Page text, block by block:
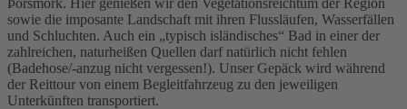
Þórsmörk. Hier genießen wir den Vegetationsreichtum der Region
sowie die imposante Landschaft mit ihren Flussläufen, Wasserfällen
und Schluchten. Auch ein „typisch isländisches“ Bad in einer der
zahlreichen, naturheißen Quellen darf natürlich nicht fehlen
(Badehose/-anzug nicht vergessen!). Unser Gepäck wird während
der Reittour von einem Begleitfahrzeug zu den jeweiligen
Unterkünften transportiert.